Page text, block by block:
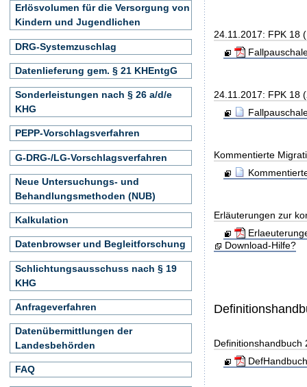
24.11.2017: FPK 18
24.11.2017: FPK 18
Kommentierte
Erläuterungen zur
Download-Hilfe?
Definitionshandbuch
Erlösvolumen für die Versorgung von
Kindern und Jugendlichen
DRG-Systemzuschlag
Datenlieferung gem. § 21 KHEntgG
Sonderleistungen nach § 26 a/d/e
KHG
PEPP-Vorschlagsverfahren
G-DRG-/LG-Vorschlagsverfahren
Neue Untersuchungs- und
Behandlungsmethoden (NUB)
Kalkulation
Datenbrowser und Begleitforschung
Schlichtungsausschuss nach § 19
KHG
Anfrageverfahren
Datenübermittlungen der
Landesbehörden
FAQ